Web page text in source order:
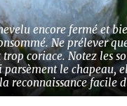
encore fermé et
Ne prélever
coriace. Notez les
parsèment le chapeau,
reconnaissance facile